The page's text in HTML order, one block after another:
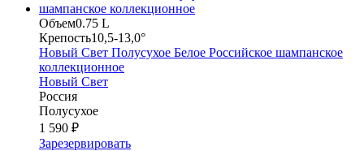
Объем0.75 L
Крепость10,5-13,0°
Новый Свет Полусухое Белое Российское шампанское
коллекционное
Новый Свет
Россия
Полусухое
1 590 ₽
Зарезервировать